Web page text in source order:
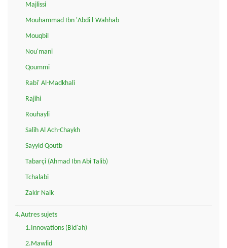
Majlissi
Mouhammad Ibn 'Abdi l-Wahhab
Mouqbil
Nou'mani
Qoummi
Rabi' Al-Madkhali
Rajihi
Rouhayli
Salih Al Ach-Chaykh
Sayyid Qoutb
Tabarçi (Ahmad Ibn Abi Talib)
Tchalabi
Zakir Naik
4.Autres sujets
1.Innovations (Bid'ah)
2.Mawlid